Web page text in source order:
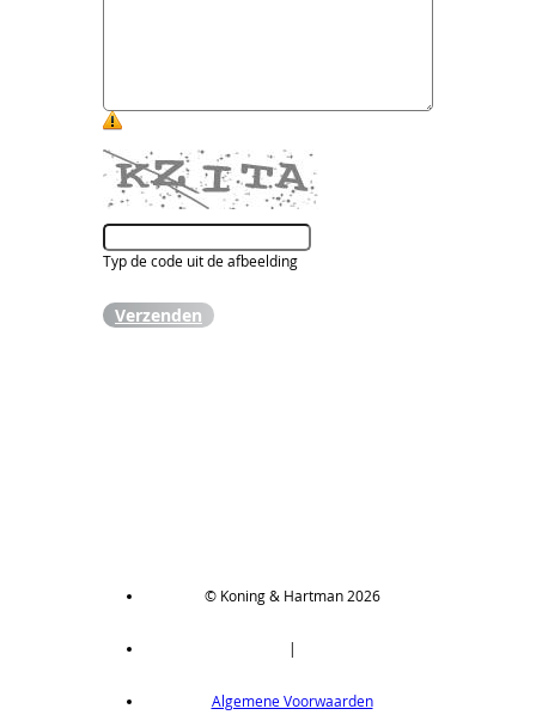
Typ de code uit de afbeelding
Verzenden
© Koning & Hartman 2026
|
Algemene Voorwaarden